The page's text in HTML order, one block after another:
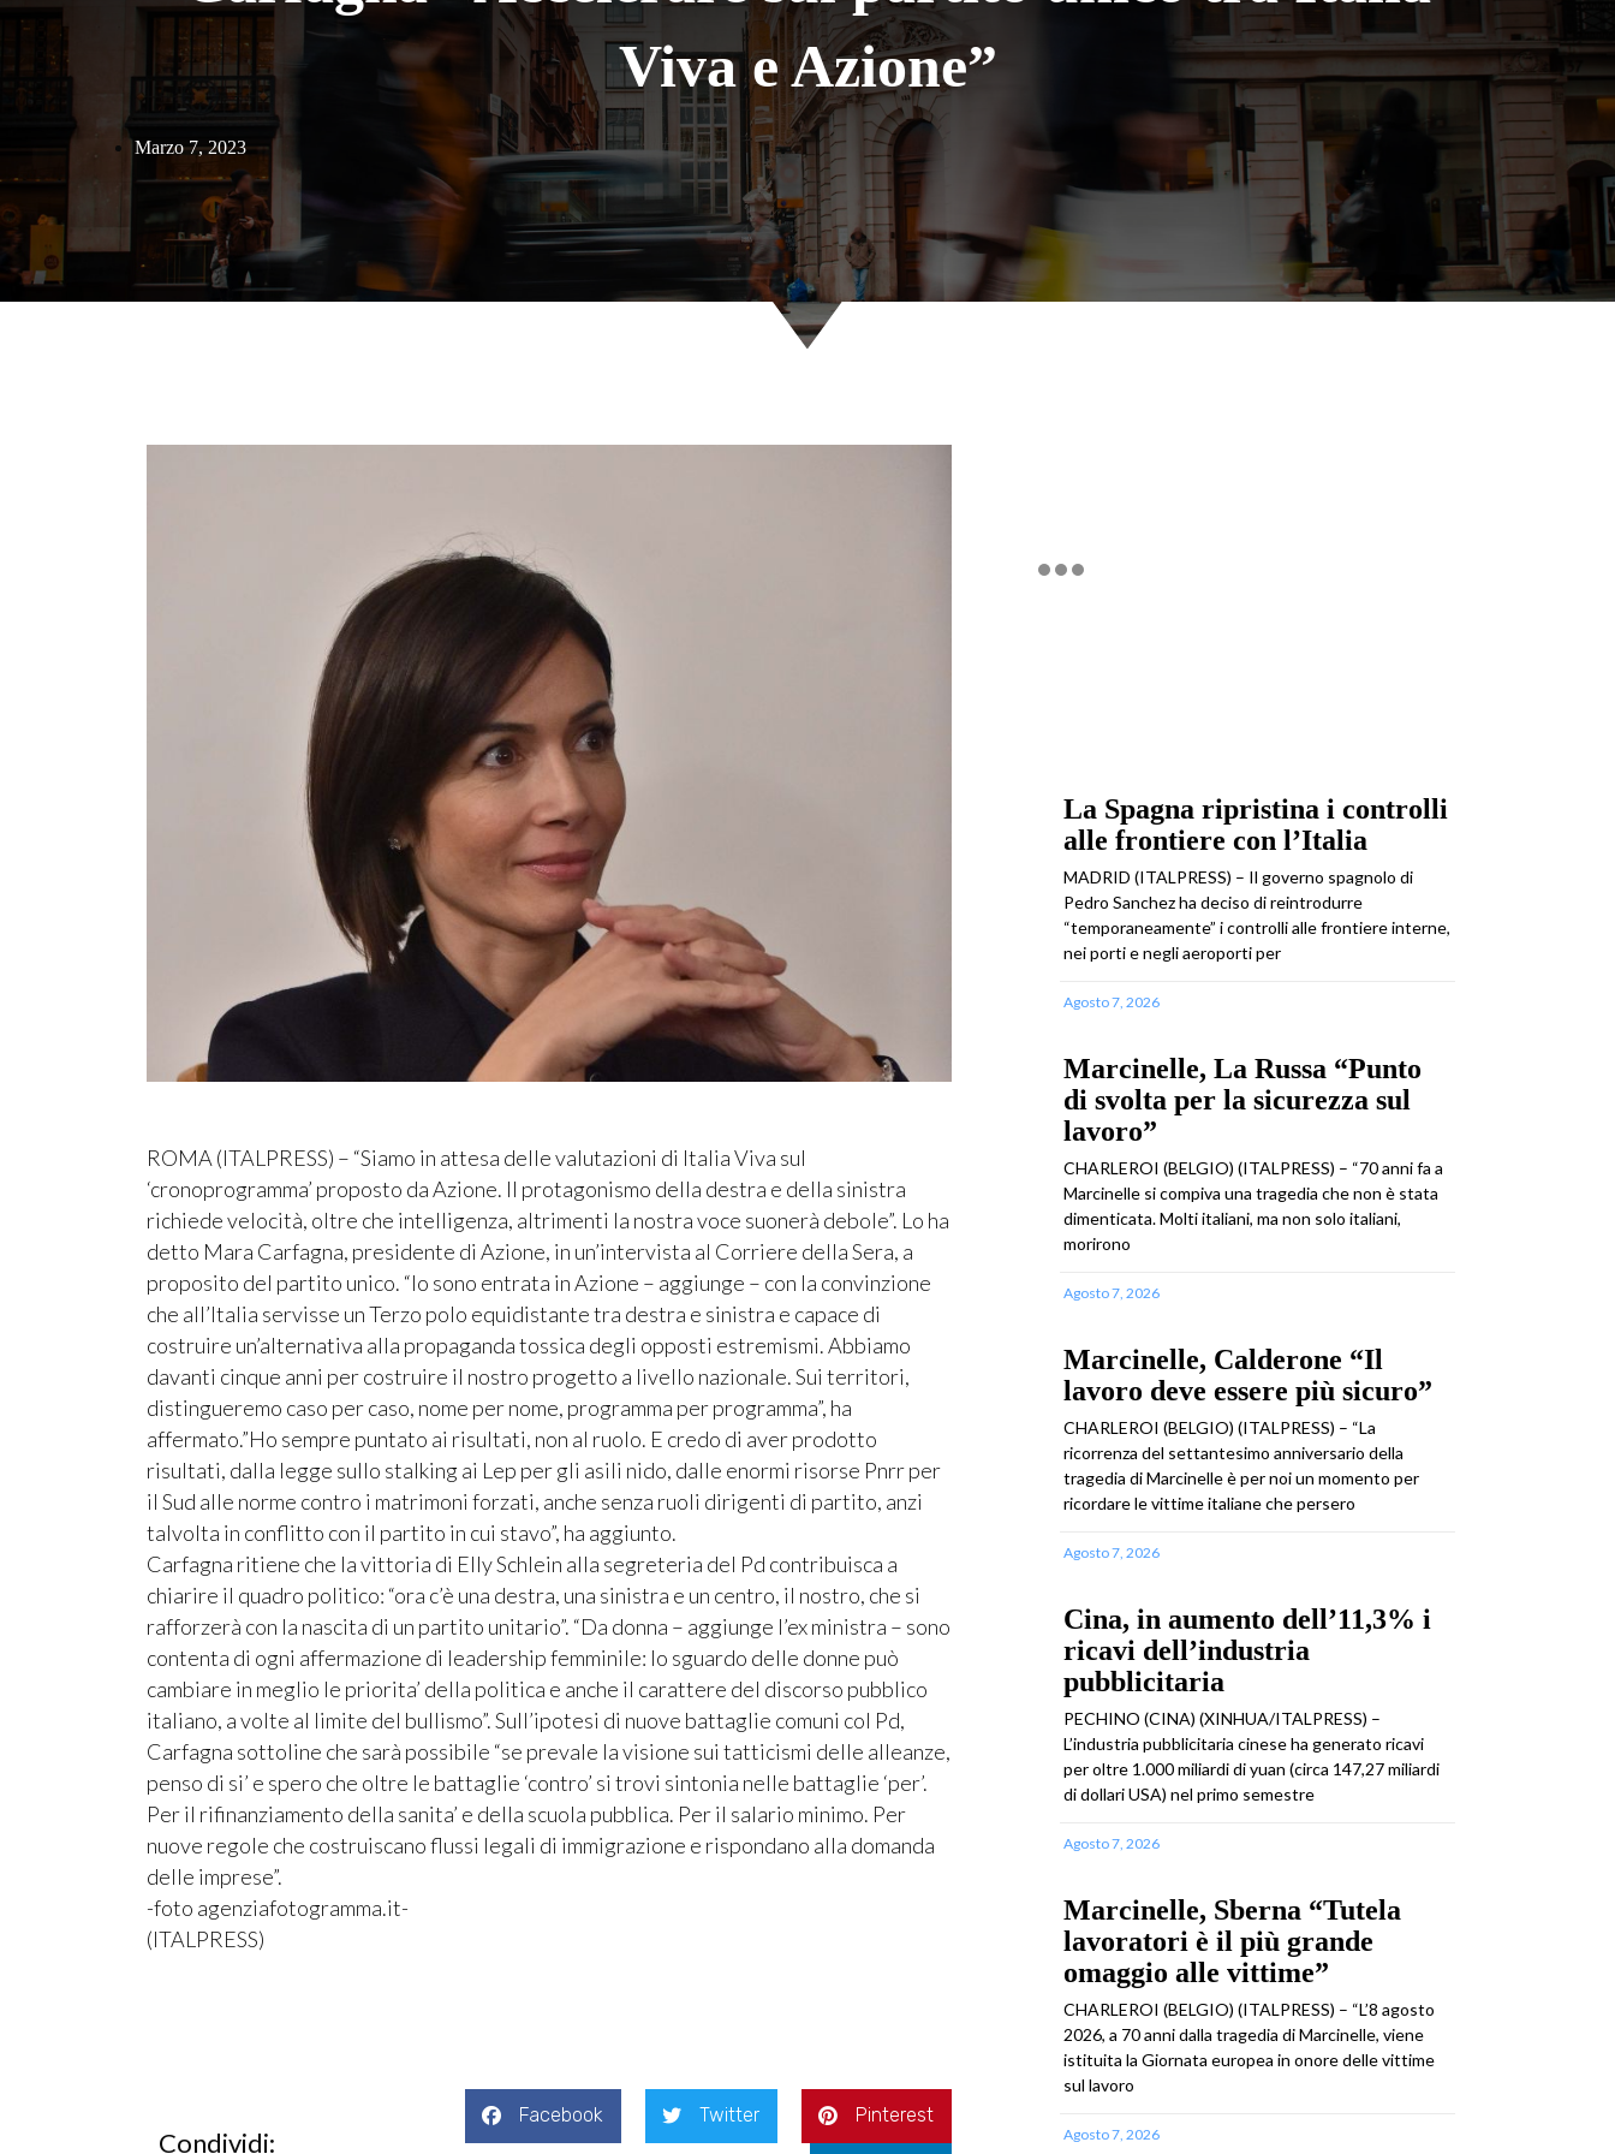
Viva e Azione”
Marzo 7, 2023
ROMA (ITALPRESS) – “Siamo in attesa delle valutazioni di Italia Viva sul
‘cronoprogramma’ proposto da Azione. Il protagonismo della destra e della sinistra
richiede velocità, oltre che intelligenza, altrimenti la nostra voce suonerà debole”. Lo ha
detto Mara Carfagna, presidente di Azione, in un’intervista al Corriere della Sera, a
proposito del partito unico. “Io sono entrata in Azione – aggiunge – con la convinzione
che all’Italia servisse un Terzo polo equidistante tra destra e sinistra e capace di
costruire un’alternativa alla propaganda tossica degli opposti estremismi. Abbiamo
davanti cinque anni per costruire il nostro progetto a livello nazionale. Sui territori,
distingueremo caso per caso, nome per nome, programma per programma”, ha
affermato.”Ho sempre puntato ai risultati, non al ruolo. E credo di aver prodotto
risultati, dalla legge sullo stalking ai Lep per gli asili nido, dalle enormi risorse Pnrr per
il Sud alle norme contro i matrimoni forzati, anche senza ruoli dirigenti di partito, anzi
talvolta in conflitto con il partito in cui stavo”, ha aggiunto.
Carfagna ritiene che la vittoria di Elly Schlein alla segreteria del Pd contribuisca a
chiarire il quadro politico: “ora c’è una destra, una sinistra e un centro, il nostro, che si
rafforzerà con la nascita di un partito unitario”. “Da donna – aggiunge l’ex ministra – sono
contenta di ogni affermazione di leadership femminile: lo sguardo delle donne può
cambiare in meglio le priorita’ della politica e anche il carattere del discorso pubblico
italiano, a volte al limite del bullismo”. Sull’ipotesi di nuove battaglie comuni col Pd,
Carfagna sottoline che sarà possibile “se prevale la visione sui tatticismi delle alleanze,
penso di si’ e spero che oltre le battaglie ‘contro’ si trovi sintonia nelle battaglie ‘per’.
Per il rifinanziamento della sanita’ e della scuola pubblica. Per il salario minimo. Per
nuove regole che costruiscano flussi legali di immigrazione e rispondano alla domanda
delle imprese”.
-foto agenziafotogramma.it-
(ITALPRESS)
Condividi:
Facebook Twitter Pinterest
La Spagna ripristina i controlli
alle frontiere con l’Italia
MADRID (ITALPRESS) – Il governo spagnolo di
Pedro Sanchez ha deciso di reintrodurre
“temporaneamente” i controlli alle frontiere interne,
nei porti e negli aeroporti per
Agosto 7, 2026
Marcinelle, La Russa “Punto
di svolta per la sicurezza sul
lavoro”
CHARLEROI (BELGIO) (ITALPRESS) – “70 anni fa a
Marcinelle si compiva una tragedia che non è stata
dimenticata. Molti italiani, ma non solo italiani,
morirono
Agosto 7, 2026
Marcinelle, Calderone “Il
lavoro deve essere più sicuro”
CHARLEROI (BELGIO) (ITALPRESS) – “La
ricorrenza del settantesimo anniversario della
tragedia di Marcinelle è per noi un momento per
ricordare le vittime italiane che persero
Agosto 7, 2026
Cina, in aumento dell’11,3% i
ricavi dell’industria
pubblicitaria
PECHINO (CINA) (XINHUA/ITALPRESS) –
L’industria pubblicitaria cinese ha generato ricavi
per oltre 1.000 miliardi di yuan (circa 147,27 miliardi
di dollari USA) nel primo semestre
Agosto 7, 2026
Marcinelle, Sberna “Tutela
lavoratori è il più grande
omaggio alle vittime”
CHARLEROI (BELGIO) (ITALPRESS) – “L’8 agosto
2026, a 70 anni dalla tragedia di Marcinelle, viene
istituita la Giornata europea in onore delle vittime
sul lavoro
Agosto 7, 2026